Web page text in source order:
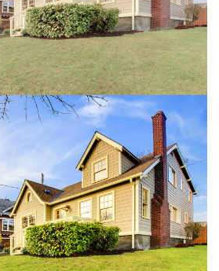
Bitte wählen Sie
#3